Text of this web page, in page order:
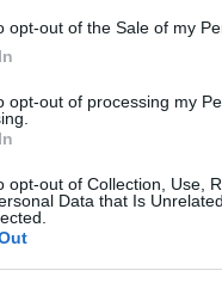
opt-out of the Sale of my
opt-out of processing my
opt-out of Collection, Use,
Data that Is
volt.
a forgatás
és most is örömmel
közönségnek, majd
Minden
című operájának
operettjének egyik